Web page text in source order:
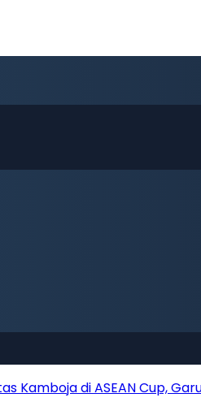
Kamboja di ASEAN Cup,